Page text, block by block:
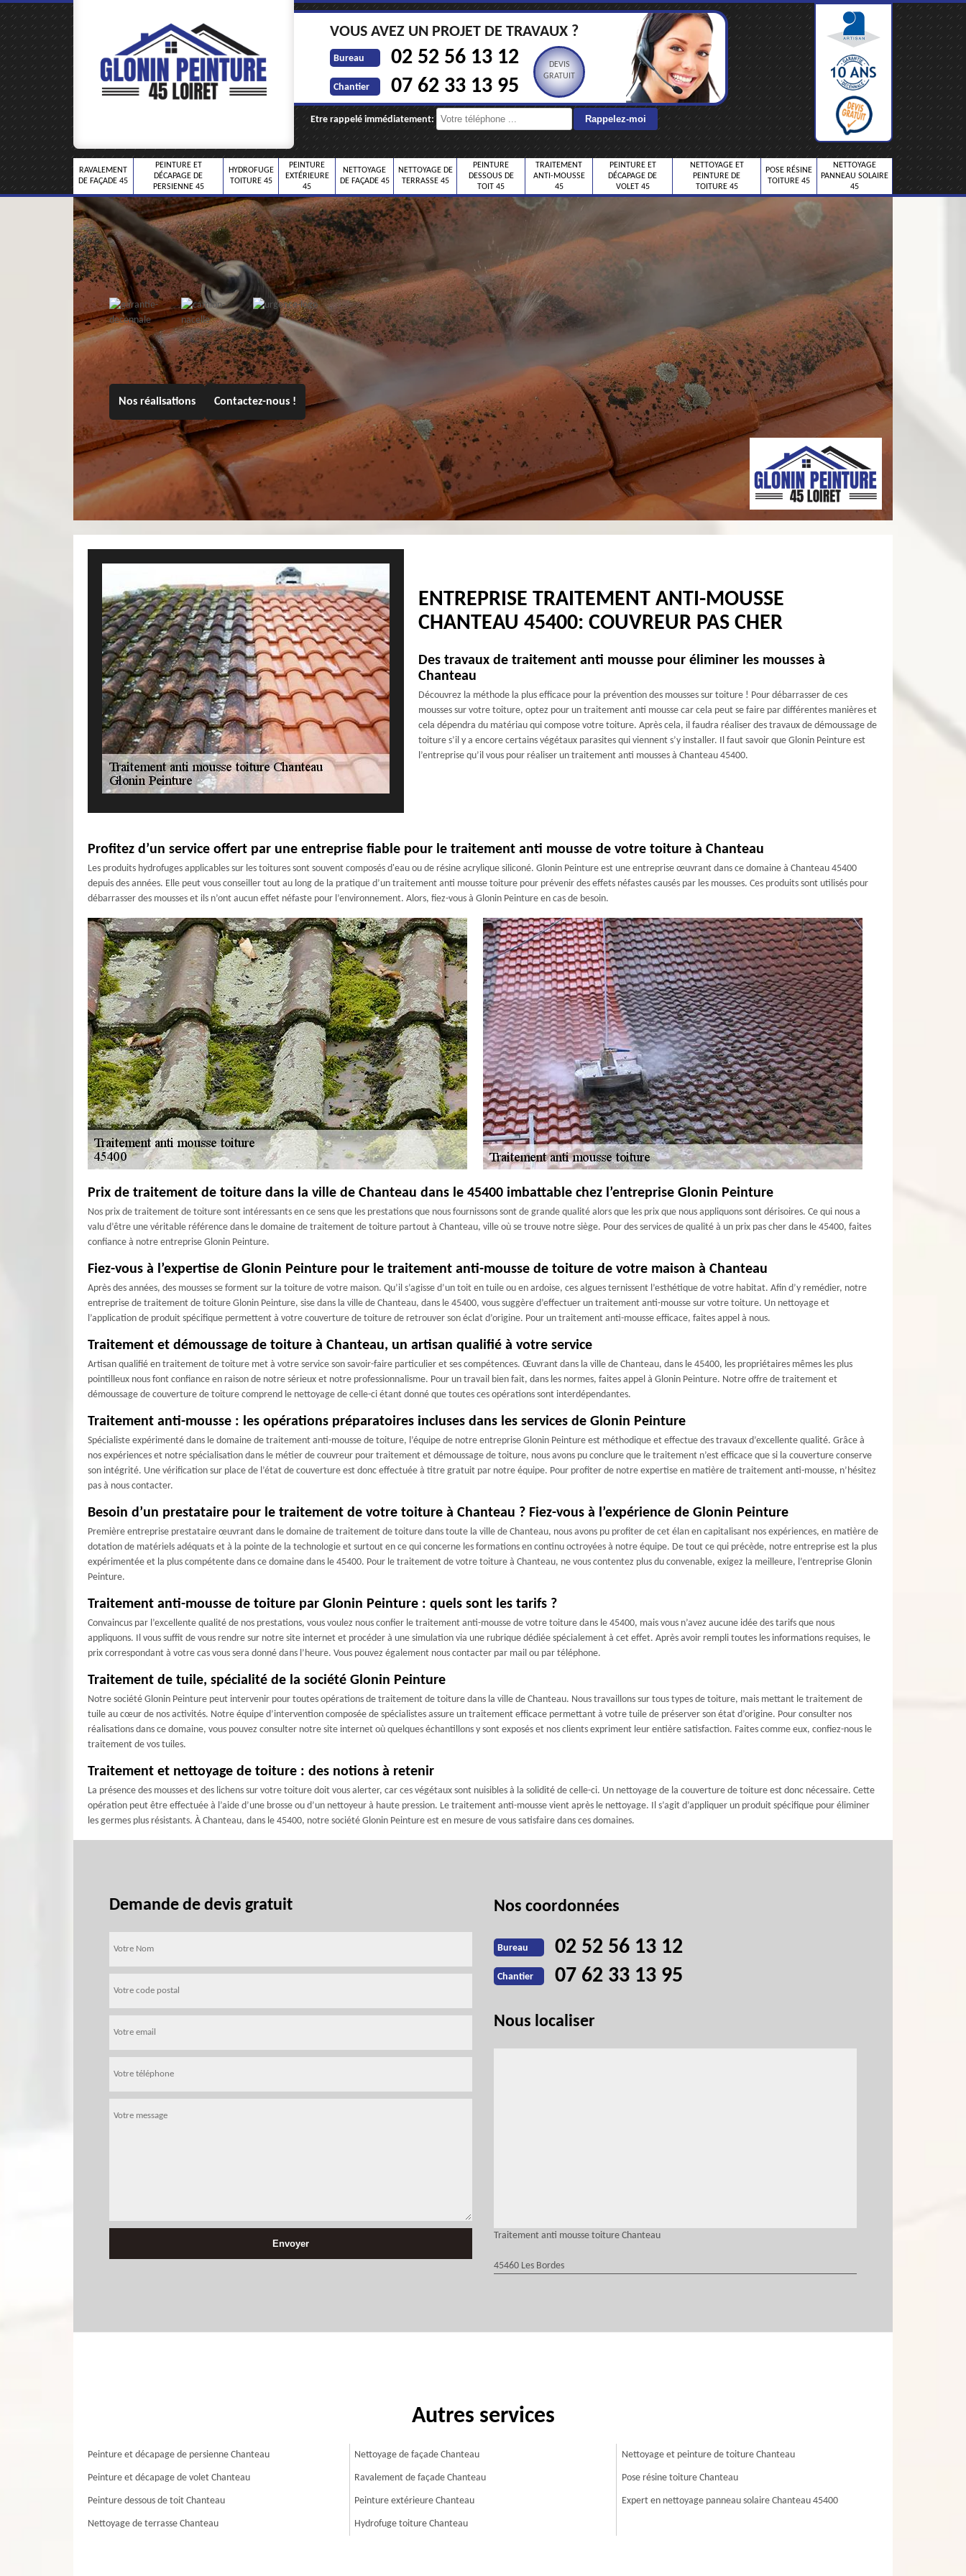
VOUS AVEZ UN PROJET DE TRAVAUX ?
Bureau 02 52 56 13 12
Chantier 07 62 33 13 95
DEVIS
GRATUIT
Etre rappelé immédiatement:
RAVALEMENT
DE FAÇADE 45
PEINTURE ET
DÉCAPAGE DE
PERSIENNE 45
HYDROFUGE
TOITURE 45
PEINTURE
EXTÉRIEURE
45
NETTOYAGE
DE FAÇADE 45
NETTOYAGE DE
TERRASSE 45
PEINTURE
DESSOUS DE
TOIT 45
TRAITEMENT
ANTI-MOUSSE
45
PEINTURE ET
DÉCAPAGE DE
VOLET 45
NETTOYAGE ET
PEINTURE DE
TOITURE 45
POSE RÉSINE
TOITURE 45
NETTOYAGE
PANNEAU SOLAIRE
45
Nos réalisations Contactez-nous !
ENTREPRISE TRAITEMENT ANTI-MOUSSE
CHANTEAU 45400: COUVREUR PAS CHER
Des travaux de traitement anti mousse pour éliminer les mousses à
Chanteau
Découvrez la méthode la plus efficace pour la prévention des mousses sur toiture ! Pour débarrasser de ces
mousses sur votre toiture, optez pour un traitement anti mousse car cela peut se faire par différentes manières et
cela dépendra du matériau qui compose votre toiture. Après cela, il faudra réaliser des travaux de démoussage de
toiture s’il y a encore certains végétaux parasites qui viennent s’y installer. Il faut savoir que Glonin Peinture est
l’entreprise qu’il vous pour réaliser un traitement anti mousses à Chanteau 45400.
Profitez d’un service offert par une entreprise fiable pour le traitement anti mousse de votre toiture à Chanteau
Les produits hydrofuges applicables sur les toitures sont souvent composés d'eau ou de résine acrylique siliconé. Glonin Peinture est une entreprise œuvrant dans ce domaine à Chanteau 45400
depuis des années. Elle peut vous conseiller tout au long de la pratique d’un traitement anti mousse toiture pour prévenir des effets néfastes causés par les mousses. Ces produits sont utilisés pour
débarrasser des mousses et ils n’ont aucun effet néfaste pour l’environnement. Alors, fiez-vous à Glonin Peinture en cas de besoin.
Prix de traitement de toiture dans la ville de Chanteau dans le 45400 imbattable chez l’entreprise Glonin Peinture
Nos prix de traitement de toiture sont intéressants en ce sens que les prestations que nous fournissons sont de grande qualité alors que les prix que nous appliquons sont dérisoires. Ce qui nous a
valu d’être une véritable référence dans le domaine de traitement de toiture partout à Chanteau, ville où se trouve notre siège. Pour des services de qualité à un prix pas cher dans le 45400, faites
confiance à notre entreprise Glonin Peinture.
Fiez-vous à l’expertise de Glonin Peinture pour le traitement anti-mousse de toiture de votre maison à Chanteau
Après des années, des mousses se forment sur la toiture de votre maison. Qu’il s’agisse d’un toit en tuile ou en ardoise, ces algues ternissent l’esthétique de votre habitat. Afin d’y remédier, notre
entreprise de traitement de toiture Glonin Peinture, sise dans la ville de Chanteau, dans le 45400, vous suggère d’effectuer un traitement anti-mousse sur votre toiture. Un nettoyage et
l’application de produit spécifique permettent à votre couverture de toiture de retrouver son éclat d’origine. Pour un traitement anti-mousse efficace, faites appel à nous.
Traitement et démoussage de toiture à Chanteau, un artisan qualifié à votre service
Artisan qualifié en traitement de toiture met à votre service son savoir-faire particulier et ses compétences. Œuvrant dans la ville de Chanteau, dans le 45400, les propriétaires mêmes les plus
pointilleux nous font confiance en raison de notre sérieux et notre professionnalisme. Pour un travail bien fait, dans les normes, faites appel à Glonin Peinture. Notre offre de traitement et
démoussage de couverture de toiture comprend le nettoyage de celle-ci étant donné que toutes ces opérations sont interdépendantes.
Traitement anti-mousse : les opérations préparatoires incluses dans les services de Glonin Peinture
Spécialiste expérimenté dans le domaine de traitement anti-mousse de toiture, l’équipe de notre entreprise Glonin Peinture est méthodique et effectue des travaux d’excellente qualité. Grâce à
nos expériences et notre spécialisation dans le métier de couvreur pour traitement et démoussage de toiture, nous avons pu conclure que le traitement n’est efficace que si la couverture conserve
son intégrité. Une vérification sur place de l’état de couverture est donc effectuée à titre gratuit par notre équipe. Pour profiter de notre expertise en matière de traitement anti-mousse, n’hésitez
pas à nous contacter.
Besoin d’un prestataire pour le traitement de votre toiture à Chanteau ? Fiez-vous à l’expérience de Glonin Peinture
Première entreprise prestataire œuvrant dans le domaine de traitement de toiture dans toute la ville de Chanteau, nous avons pu profiter de cet élan en capitalisant nos expériences, en matière de
dotation de matériels adéquats et à la pointe de la technologie et surtout en ce qui concerne les formations en continu octroyées à notre équipe. De tout ce qui précède, notre entreprise est la plus
expérimentée et la plus compétente dans ce domaine dans le 45400. Pour le traitement de votre toiture à Chanteau, ne vous contentez plus du convenable, exigez la meilleure, l’entreprise Glonin
Peinture.
Traitement anti-mousse de toiture par Glonin Peinture : quels sont les tarifs ?
Convaincus par l’excellente qualité de nos prestations, vous voulez nous confier le traitement anti-mousse de votre toiture dans le 45400, mais vous n’avez aucune idée des tarifs que nous
appliquons. Il vous suffit de vous rendre sur notre site internet et procéder à une simulation via une rubrique dédiée spécialement à cet effet. Après avoir rempli toutes les informations requises, le
prix correspondant à votre cas vous sera donné dans l’heure. Vous pouvez également nous contacter par mail ou par téléphone.
Traitement de tuile, spécialité de la société Glonin Peinture
Notre société Glonin Peinture peut intervenir pour toutes opérations de traitement de toiture dans la ville de Chanteau. Nous travaillons sur tous types de toiture, mais mettant le traitement de
tuile au cœur de nos activités. Notre équipe d’intervention composée de spécialistes assure un traitement efficace permettant à votre tuile de préserver son état d’origine. Pour consulter nos
réalisations dans ce domaine, vous pouvez consulter notre site internet où quelques échantillons y sont exposés et nos clients expriment leur entière satisfaction. Faites comme eux, confiez-nous le
traitement de vos tuiles.
Traitement et nettoyage de toiture : des notions à retenir
La présence des mousses et des lichens sur votre toiture doit vous alerter, car ces végétaux sont nuisibles à la solidité de celle-ci. Un nettoyage de la couverture de toiture est donc nécessaire. Cette
opération peut être effectuée à l’aide d’une brosse ou d’un nettoyeur à haute pression. Le traitement anti-mousse vient après le nettoyage. Il s’agit d’appliquer un produit spécifique pour éliminer
les germes plus résistants. À Chanteau, dans le 45400, notre société Glonin Peinture est en mesure de vous satisfaire dans ces domaines.
Demande de devis gratuit Nos coordonnées
Bureau 02 52 56 13 12
Chantier 07 62 33 13 95
Nous localiser
Traitement anti mousse toiture Chanteau
45460 Les Bordes
Autres services
Peinture et décapage de persienne Chanteau
Peinture et décapage de volet Chanteau
Peinture dessous de toit Chanteau
Nettoyage de terrasse Chanteau
Nettoyage de façade Chanteau
Ravalement de façade Chanteau
Peinture extérieure Chanteau
Hydrofuge toiture Chanteau
Nettoyage et peinture de toiture Chanteau
Pose résine toiture Chanteau
Expert en nettoyage panneau solaire Chanteau 45400